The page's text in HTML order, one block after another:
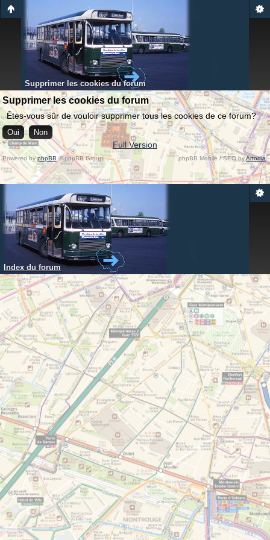
Supprimer les cookies du forum
Supprimer les cookies du forum
Êtes-vous sûr de vouloir supprimer tous les cookies de ce forum?
Full Version
Powered byphpBB © phpBB Group. phpBB Mobile / SEO byArtodia.
Index du forum